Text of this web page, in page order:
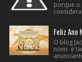
porque o
Feliz Ano
O blog
novo e